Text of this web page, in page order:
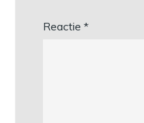
Reactie*